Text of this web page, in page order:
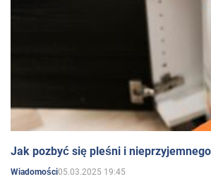
Jak pozbyć się pleśni i
Wiadomości05.03.2025 19:45